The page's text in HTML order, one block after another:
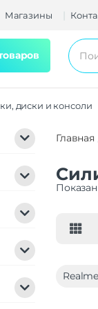
Магазины
диски и консоли
Главная